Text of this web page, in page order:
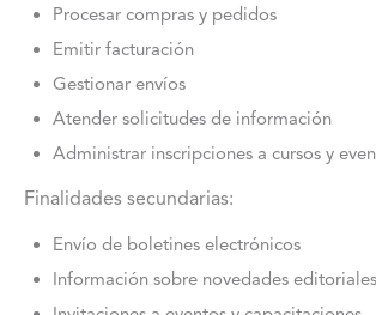
Procesar compras y pedidos
Emitir facturación
Gestionar envíos
Atender solicitudes de información
Administrar inscripciones a cursos y
Finalidades secundarias:
Envío de boletines electrónicos
Información sobre novedades editoriales